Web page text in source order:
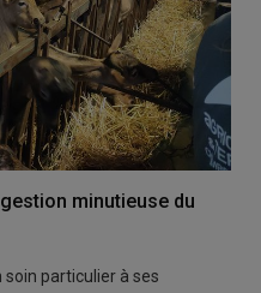
minutieuse du
particulier à ses